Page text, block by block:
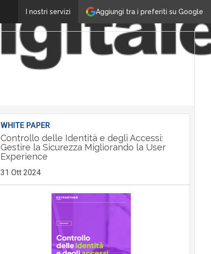
Aggiungi tra i preferiti su Google
I nostri servizi
WHITE PAPER
Controllo delle Identità e degli Accessi:
Gestire la Sicurezza Migliorando la User
Experience
31 Ott 2024